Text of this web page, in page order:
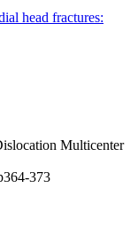
head fractures:
Multicenter
373